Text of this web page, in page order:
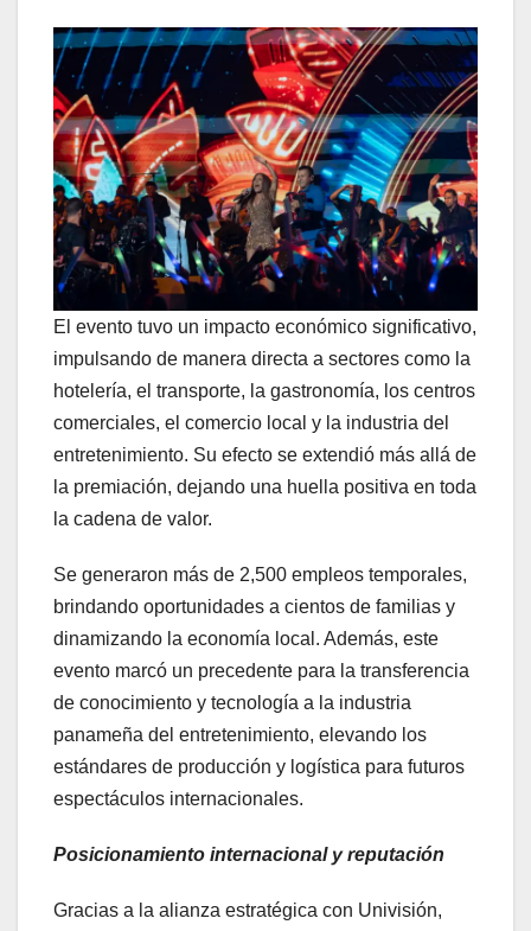
El evento tuvo un impacto económico significativo,
impulsando de manera directa a sectores como la
hotelería, el transporte, la gastronomía, los centros
comerciales, el comercio local y la industria del
entretenimiento. Su efecto se extendió más allá de
la premiación, dejando una huella positiva en toda
la cadena de valor.
Se generaron más de 2,500 empleos temporales,
brindando oportunidades a cientos de familias y
dinamizando la economía local. Además, este
evento marcó un precedente para la transferencia
de conocimiento y tecnología a la industria
panameña del entretenimiento, elevando los
estándares de producción y logística para futuros
espectáculos internacionales.
Posicionamiento internacional y reputación
Gracias a la alianza estratégica con Univisión,